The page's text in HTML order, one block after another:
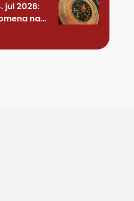
jul 2026:
na